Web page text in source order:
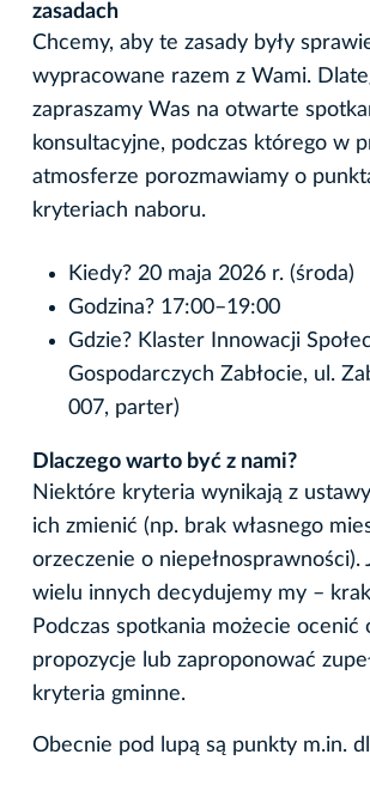
zasadach
Chcemy, aby te zasady były
wypracowane razem z Wami.
zapraszamy Was na otwarte
konsultacyjne, podczas którego w
atmosferze porozmawiamy o
kryteriach naboru.
Kiedy? 20 maja 2026 r. (środa)
Godzina? 17:00–19:00
Gdzie? Klaster Innowacji
Gospodarczych Zabłocie, ul.
007, parter)
Dlaczego warto być z nami?
Niektóre kryteria wynikają z
ich zmienić (np. brak własnego
orzeczenie o niepełnosprawności).
wielu innych decydujemy my –
Podczas spotkania możecie ocenić
propozycje lub zaproponować
kryteria gminne.
Obecnie pod lupą są punkty m.in.